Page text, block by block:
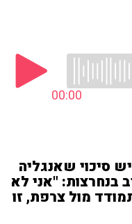
00:00
סיכוי שאנגליה
בנחרצות: "אני לא
מול צרפת, זו